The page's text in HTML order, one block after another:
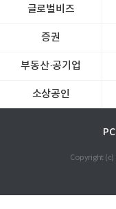
글로벌비즈
증권
부동산·공기업
소상공인
Copyright (c)